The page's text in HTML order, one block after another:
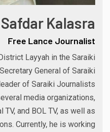
Safdar Kalasra
Free Lance Journalist
Layyah in the Saraiki
General of Saraiki
of Saraiki Journalists
media organizations,
TV, and BOL TV, as well as
Currently, he is working